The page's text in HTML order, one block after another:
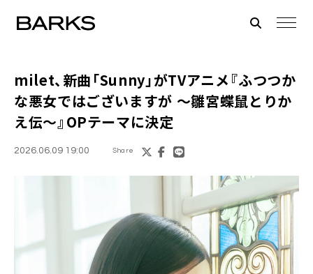
milet、新曲「Sunny」がTVアニメ『ふつつか
な悪女ではございますが ～雛宮蝶鼠とりか
え伝～』OPテーマに決定
2026.06.09 19:00 Share